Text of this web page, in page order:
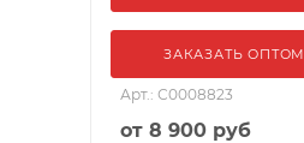
ЗАКАЗАТЬ ОПТОМ
Арт.: С0008823
от 8 900 руб